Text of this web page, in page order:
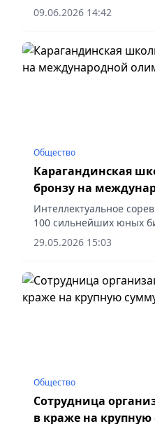
09.06.2026 14:42
Общество
Карагандинская
бронзу на
по биологии
Интеллектуальное
100 сильнейших юных
мира, сообщает vecher.kz.
29.05.2026 15:03
Общество
Сотрудница
в краже на